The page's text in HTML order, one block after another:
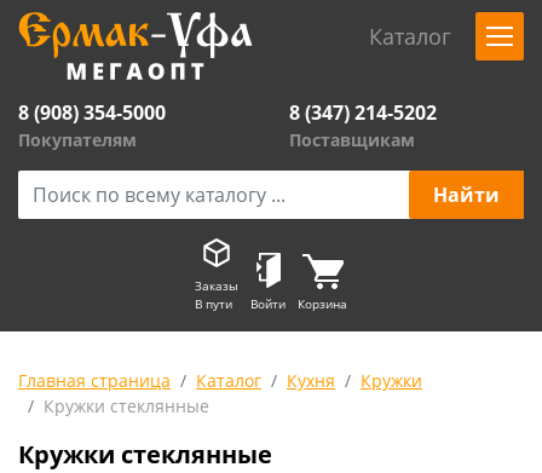
Каталог
8 (908) 354-5000
Покупателям
8 (347) 214-5202
Поставщикам
Заказы
В пути
Войти Корзина
Главная страница Каталог Кухня
Кружки
Кружки стеклянные
Кружки стеклянные